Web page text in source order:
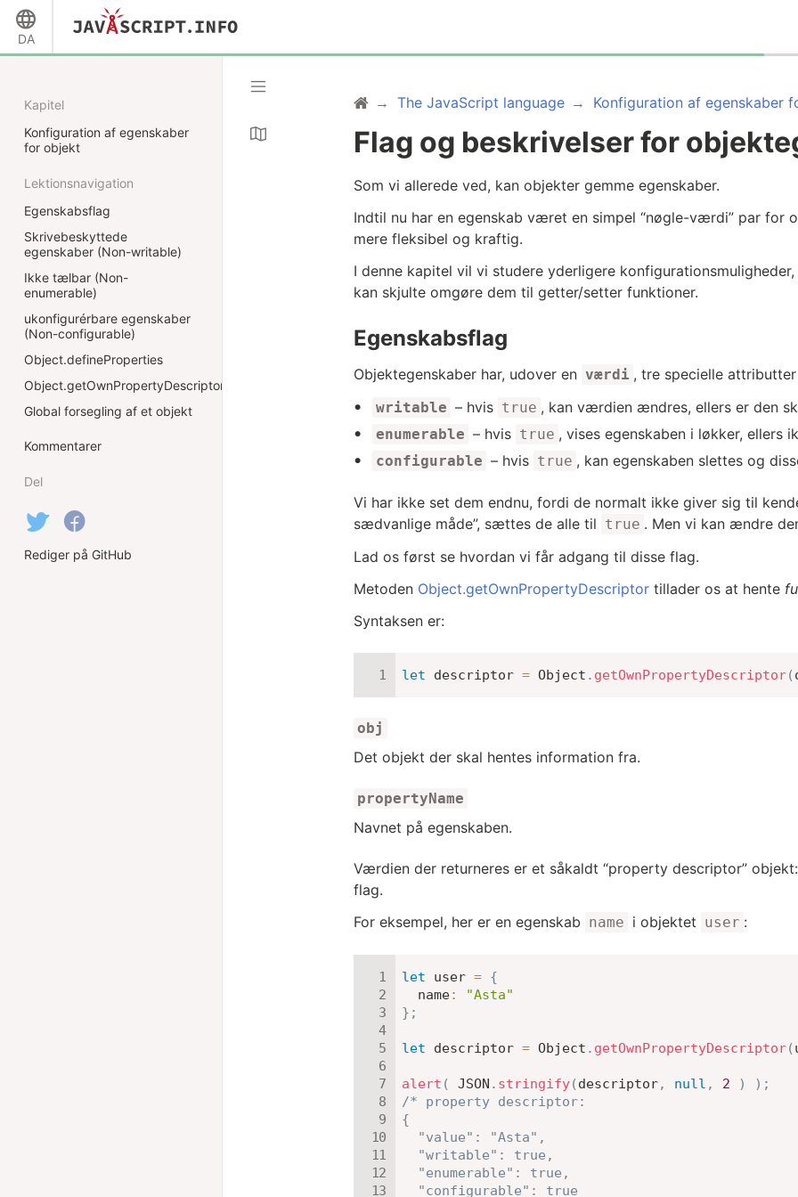
DA
The JavaScript language Konfiguration af egenskaber
Flag og beskrivelser for
Som vi allerede ved, kan objekter gemme egenskaber.
Indtil nu har en egenskab været en simpel “nøgle-værdi” par for
mere fleksibel og kraftig.
I denne kapitel vil vi studere yderligere
kan skjulte omgøre dem til getter/setter funktioner.
Egenskabsflag
Objektegenskaber har, udover en værdi , tre specielle attributter
writable – hvis true , kan værdien ændres, ellers er den
enumerable – hvis true , vises egenskaben i løkker, ellers
configurable – hvis true , kan egenskaben slettes og
Vi har ikke set dem endnu, fordi de normalt ikke giver sig til
sædvanlige måde”, sættes de alle til true . Men vi kan ændre
Lad os først se hvordan vi får adgang til disse flag.
Metoden Object.getOwnPropertyDescriptor tillader os at hente
Syntaksen er:
let descriptor = Object . getOwnPropertyDescriptor(
obj
Det objekt der skal hentes information fra.
propertyName
Navnet på egenskaben.
Værdien der returneres er et såkaldt “property descriptor”
flag.
For eksempel, her er en egenskab name i objektet user :
let user = {
name:
"Asta"
} ;
let descriptor = Object . getOwnPropertyDescriptor(
alert ( JSON . stringify(descriptor, null , 2 ) ) ;
/* property descriptor:
{
  "value": "Asta",
  "writable": true,
  "enumerable": true,
  "configurable": true
Kapitel
Konfiguration af egenskaber
for objekt
Lektionsnavigation
Egenskabsflag
Skrivebeskyttede
egenskaber (Non-writable)
Ikke tælbar (Non-
enumerable)
ukonfigurérbare egenskaber
(Non-configurable)
Object.defineProperties
Object.getOwnPropertyDescriptors
Global forsegling af et objekt
Kommentarer
Del
Rediger på GitHub